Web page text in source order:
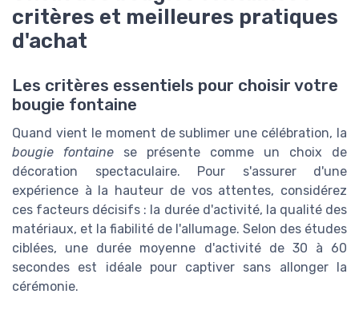
critères et meilleures pratiques
d'achat
Les critères essentiels pour choisir votre
bougie fontaine
Quand vient le moment de sublimer une célébration, la
bougie fontaine se présente comme un choix de
décoration spectaculaire. Pour s'assurer d'une
expérience à la hauteur de vos attentes, considérez
ces facteurs décisifs : la durée d'activité, la qualité des
matériaux, et la fiabilité de l'allumage. Selon des études
ciblées, une durée moyenne d'activité de 30 à 60
secondes est idéale pour captiver sans allonger la
cérémonie.